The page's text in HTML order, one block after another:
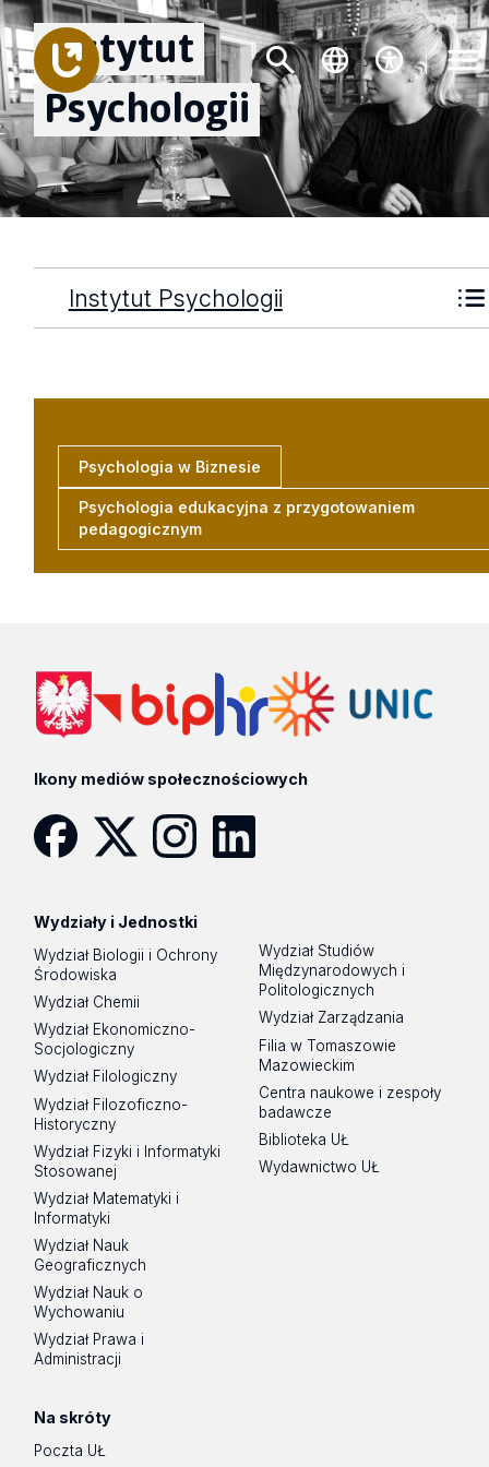
Instytut
Psychologii
Instytut Psychologii
Psychologia w Biznesie
Psychologia edukacyjna z przygotowaniem
pedagogicznym
Ikony mediów społecznościowych
Wydziały i Jednostki
Wydział Biologii i Ochrony
Środowiska
Wydział Chemii
Wydział Ekonomiczno-
Socjologiczny
Wydział Filologiczny
Wydział Filozoficzno-
Historyczny
Wydział Fizyki i Informatyki
Stosowanej
Wydział Matematyki i
Informatyki
Wydział Nauk
Geograficznych
Wydział Nauk o
Wychowaniu
Wydział Prawa i
Administracji
Wydział Studiów
Międzynarodowych i
Politologicznych
Wydział Zarządzania
Filia w Tomaszowie
Mazowieckim
Centra naukowe i zespoły
badawcze
Biblioteka UŁ
Wydawnictwo UŁ
Na skróty
Poczta UŁ